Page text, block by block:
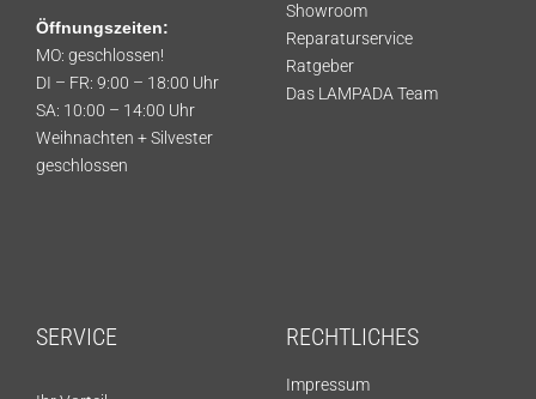
Öffnungszeiten:
MO: geschlossen!
DI – FR: 9:00 – 18:00 Uhr
SA: 10:00 – 14:00 Uhr
Weihnachten + Silvester
geschlossen
Showroom
Reparaturservice
Ratgeber
Das LAMPADA Team
SERVICE RECHTLICHES
Impressum